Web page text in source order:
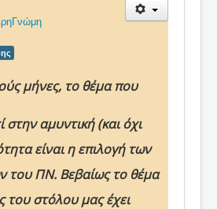
μήνες, το θέμα που
στην αμυντική (και όχι
είναι η επιλογή των
του ΠΝ. Βεβαίως το θέμα
του στόλου μας έχει